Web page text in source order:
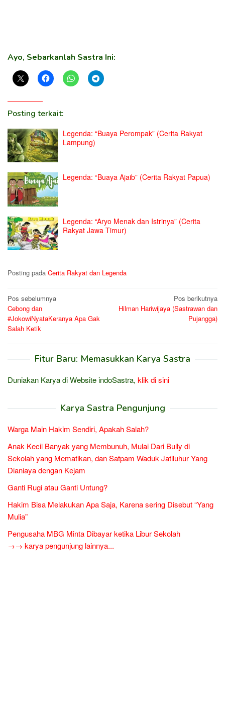
Ayo, Sebarkanlah Sastra Ini:
Posting terkait:
Legenda: “Buaya Perompak” (Cerita Rakyat
Lampung)
Legenda: “Buaya Ajaib” (Cerita Rakyat Papua)
Legenda: “Aryo Menak dan Istrinya” (Cerita
Rakyat Jawa Timur)
Posting pada Cerita Rakyat dan Legenda
Navigasi
pos
Pos sebelumnya
Cebong dan
#JokowiNyataKeranya Apa Gak
Salah Ketik
Pos berikutnya
Hilman Hariwijaya (Sastrawan dan
Pujangga)
Fitur Baru: Memasukkan Karya Sastra
Duniakan Karya di Website indoSastra, klik di sini
Karya Sastra Pengunjung
Warga Main Hakim Sendiri, Apakah Salah?
Anak Kecil Banyak yang Membunuh, Mulai Dari Bully di
Sekolah yang Mematikan, dan Satpam Waduk Jatiluhur Yang
Dianiaya dengan Kejam
Ganti Rugi atau Ganti Untung?
Hakim Bisa Melakukan Apa Saja, Karena sering Disebut “Yang
Mulia”
Pengusaha MBG Minta Dibayar ketika Libur Sekolah
→→ karya pengunjung lainnya...